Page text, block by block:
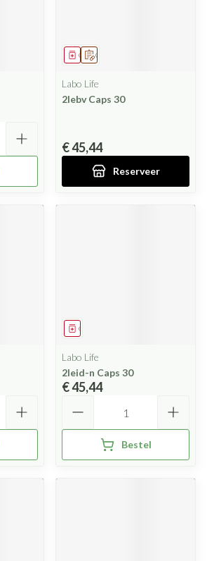
Op voorschrift
Geneesmiddel
Labo Life
2lebv Caps 30
€ 45,44
Reserveer
Geneesmiddel
Labo Life
2leid-n Caps 30
€ 45,44
Bestel